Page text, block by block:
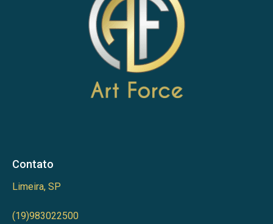
Contato
Limeira, SP
(19)983022500